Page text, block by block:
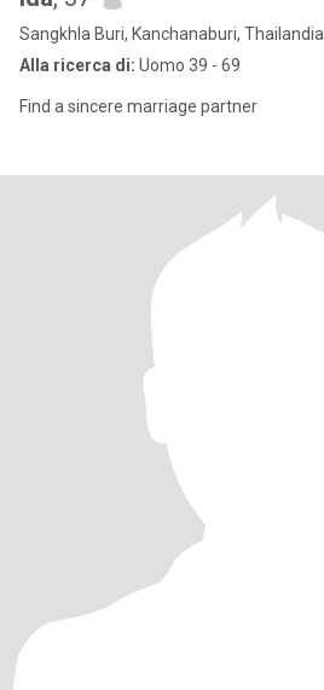
Sangkhla Buri, Kanchanaburi, Thailandia
Alla ricerca di: Uomo 39 - 69
Find a sincere marriage partner